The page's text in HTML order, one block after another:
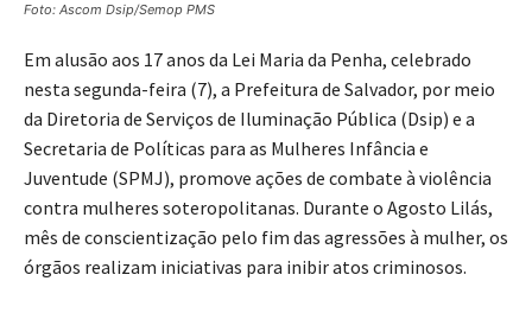
Foto: Ascom Dsip/Semop PMS
Em alusão aos 17 anos da Lei Maria da Penha, celebrado
nesta segunda-feira (7), a Prefeitura de Salvador, por meio
da Diretoria de Serviços de Iluminação Pública (Dsip) e a
Secretaria de Políticas para as Mulheres Infância e
Juventude (SPMJ), promove ações de combate à violência
contra mulheres soteropolitanas. Durante o Agosto Lilás,
mês de conscientização pelo fim das agressões à mulher, os
órgãos realizam iniciativas para inibir atos criminosos.